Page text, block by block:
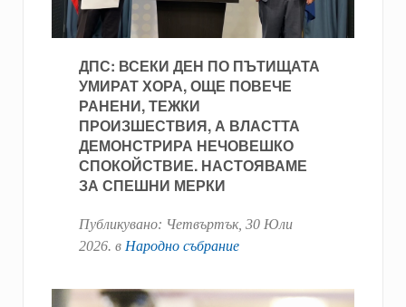
ДПС: ВСЕКИ ДЕН ПО ПЪТИЩАТА
УМИРАТ ХОРА, ОЩЕ ПОВЕЧЕ
РАНЕНИ, ТЕЖКИ
ПРОИЗШЕСТВИЯ, А ВЛАСТТА
ДЕМОНСТРИРА НЕЧОВЕШКО
СПОКОЙСТВИЕ. НАСТОЯВАМЕ
ЗА СПЕШНИ МЕРКИ
Публикувано: Четвъртък, 30 Юли
2026. в Народно събрание